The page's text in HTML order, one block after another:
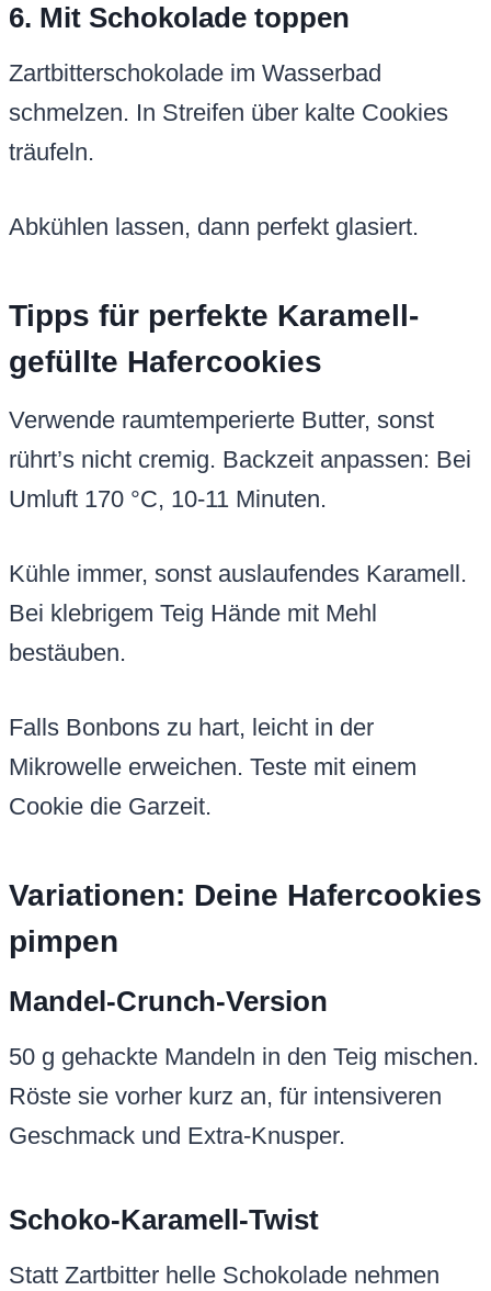
6. Mit Schokolade toppen
Zartbitterschokolade im Wasserbad
schmelzen. In Streifen über kalte Cookies
träufeln.
Abkühlen lassen, dann perfekt glasiert.
Tipps für perfekte Karamell-
gefüllte Hafercookies
Verwende raumtemperierte Butter, sonst
rührt’s nicht cremig. Backzeit anpassen: Bei
Umluft 170 °C, 10-11 Minuten.
Kühle immer, sonst auslaufendes Karamell.
Bei klebrigem Teig Hände mit Mehl
bestäuben.
Falls Bonbons zu hart, leicht in der
Mikrowelle erweichen. Teste mit einem
Cookie die Garzeit.
Variationen: Deine Hafercookies
pimpen
Mandel-Crunch-Version
50 g gehackte Mandeln in den Teig mischen.
Röste sie vorher kurz an, für intensiveren
Geschmack und Extra-Knusper.
Schoko-Karamell-Twist
Statt Zartbitter helle Schokolade nehmen